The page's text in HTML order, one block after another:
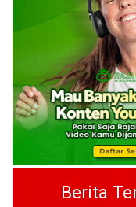
Berita